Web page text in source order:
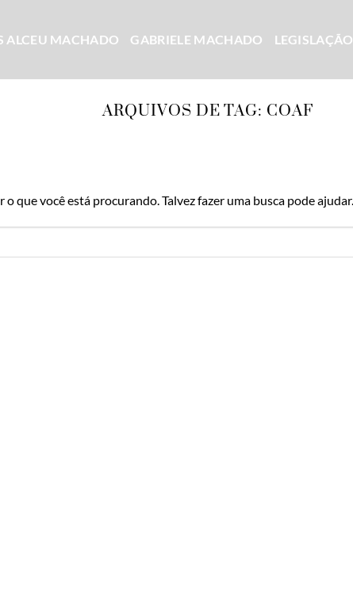
ALCEU MACHADO GABRIELE MACHADO LEGISLAÇÃO
ARQUIVOS DE TAG: COAF
que você está procurando. Talvez fazer uma busca pode ajudar.